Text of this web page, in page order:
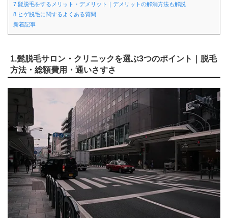
7.髭脱毛をするメリット・デメリット｜デメリットの解消方法も解説
8.ヒゲ脱毛に関するよくある質問
新着記事
1.髭脱毛サロン・クリニックを選ぶ3つのポイント｜脱毛
方法・総額費用・通いさすさ